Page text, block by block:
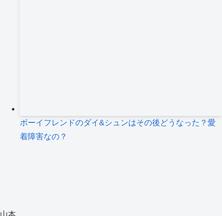
ボーイフレンドのダイ&シュンはその後どうなった？愛
着障害なの？
山本